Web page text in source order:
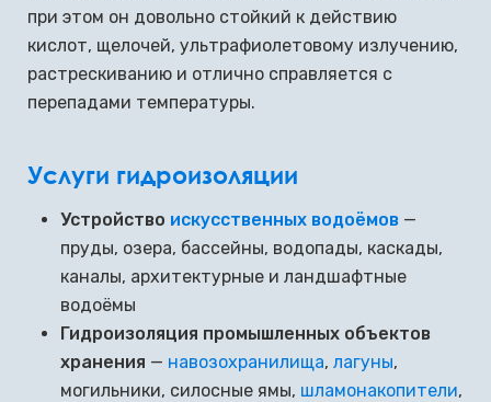
при этом он довольно стойкий к действию
кислот, щелочей, ультрафиолетовому излучению,
растрескиванию и отлично справляется с
перепадами температуры.
Услуги гидроизоляции
Устройство искусственных водоёмов —
пруды, озера, бассейны, водопады, каскады,
каналы, архитектурные и ландшафтные
водоёмы
Гидроизоляция промышленных объектов
хранения — навозохранилища, лагуны,
могильники, силосные ямы, шламонакопители,